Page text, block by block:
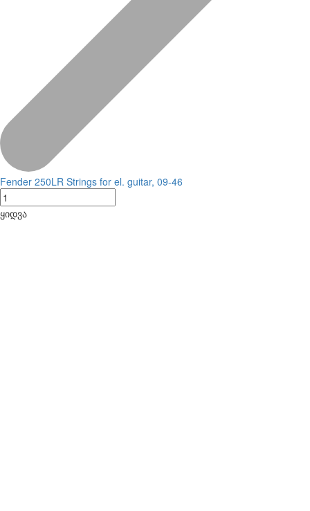
Fender 250LR Strings for el. guitar, 09-46
ყიდვა